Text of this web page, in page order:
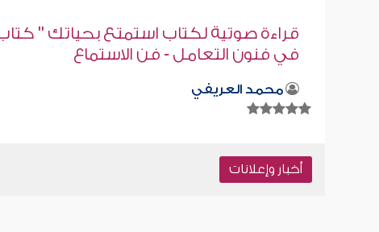
كتاب تلبيس إبليس 18
أبو الفرج ابن الجوزي
أخبار وإعلانات